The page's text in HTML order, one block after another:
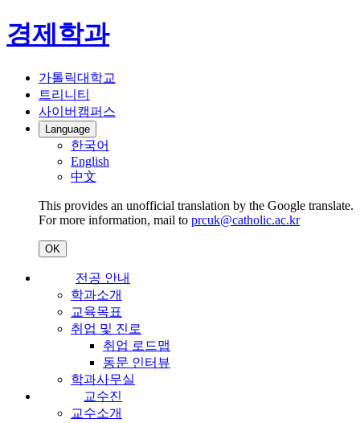
경제학과
가톨릭대학교
트리니티
사이버캠퍼스
Language
한국어
English
中文
This provides an unofficial translation by the Google translate.
For more information, mail to prcuk@catholic.ac.kr
OK
전공 안내
학과소개
교육목표
취업 및 진로
취업 로드맵
동문 인터뷰
학과사무실
교수진
교수소개